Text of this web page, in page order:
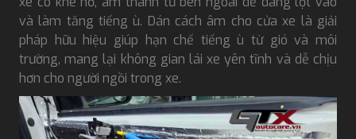
và làm tăng tiếng ù. Dán cách âm cho cửa xe là giải
pháp hữu hiệu giúp hạn chế tiếng ù từ gió và môi
trường, mang lại không gian lái xe yên tĩnh và dễ chịu
hơn cho người ngồi trong xe.